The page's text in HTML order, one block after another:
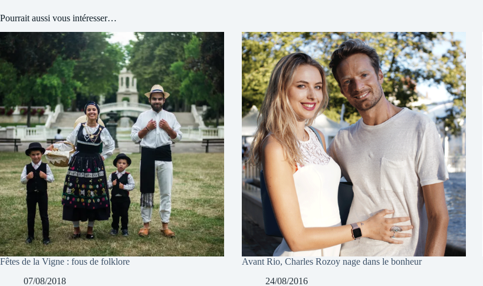
Pourrait aussi vous intéresser…
Fêtes de la Vigne : fous de folklore
07/08/2018
Avant Rio, Charles Rozoy nage dans le bonheur
24/08/2016